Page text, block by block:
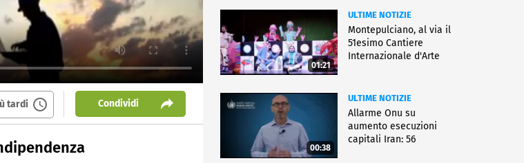
tardi Condividi
01:21
ULTIME NOTIZIE
Montepulciano, al via il
51esimo Cantiere
Internazionale d'Arte
00:38
ULTIME NOTIZIE
Allarme Onu su
aumento esecuzioni
capitali Iran: 56